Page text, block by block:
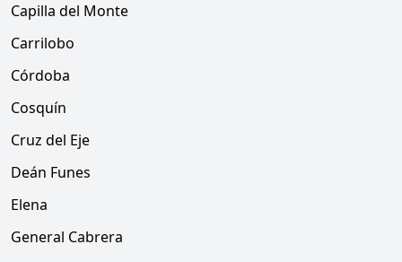
Capilla del Monte
Carrilobo
Córdoba
Cosquín
Cruz del Eje
Deán Funes
Elena
General Cabrera